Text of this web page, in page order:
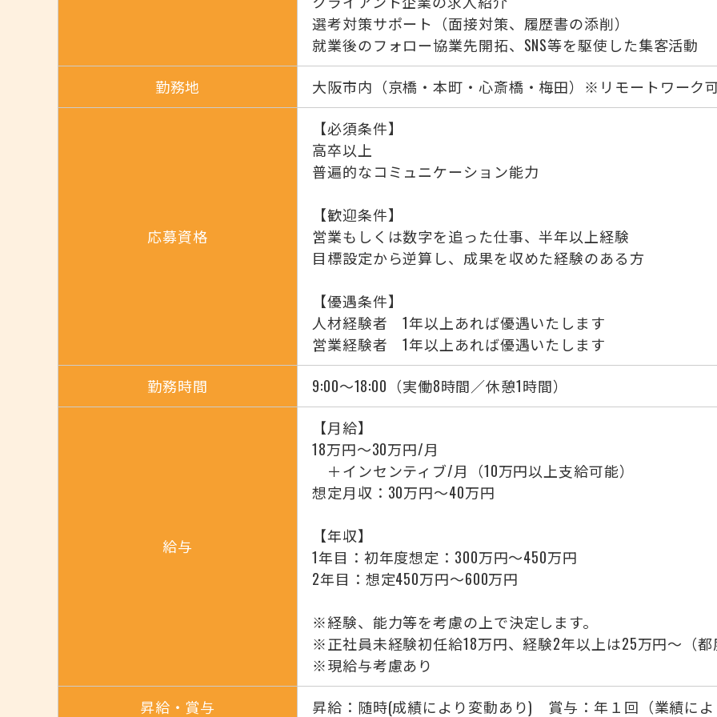
選考対策サポート（面接対策、履歴書の添削）
就業後のフォロー協業先開拓、SNS等を駆使した集客活動
勤務地
大阪市内（京橋・本町・心斎橋・梅田）※リモートワーク
応募資格
【必須条件】
高卒以上
普遍的なコミュニケーション能力
【歓迎条件】
営業もしくは数字を追った仕事、半年以上経験
目標設定から逆算し、成果を収めた経験のある方
【優遇条件】
人材経験者 1年以上あれば優遇いたします
営業経験者 1年以上あれば優遇いたします
勤務時間
9:00～18:00（実働8時間／休憩1時間）
給与
【月給】
18万円～30万円/月
＋インセンティブ/月（10万円以上支給可能）
想定月収：30万円～40万円
【年収】
1年目：初年度想定：300万円～450万円
2年目：想定450万円～600万円
※経験、能力等を考慮の上で決定します。
※正社員未経験初任給18万円、経験2年以上は25万円～（
※現給与考慮あり
昇給・賞与
昇給：随時(成績により変動あり) 賞与：年１回（業績に